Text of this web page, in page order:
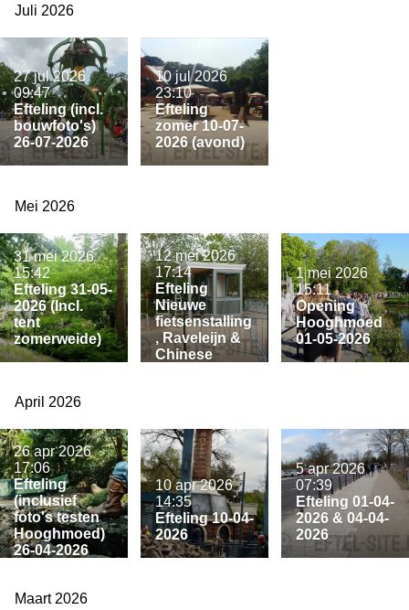
Juli 2026
Efteling (incl.
bouwfoto's)
26-07-2026
27 jul 2026
09:47
Efteling
zomer 10-07-
2026 (avond)
10 jul 2026
23:10
Mei 2026
Efteling 31-05-
2026 (Incl.
tent
zomerweide)
31 mei 2026
15:42
Efteling
Nieuwe
fietsenstalling
, Raveleijn &
Chinese
12 mei 2026
17:14
Opening
Hooghmoed
01-05-2026
1 mei 2026
15:11
April 2026
Efteling
(inclusief
foto's testen
Hooghmoed)
26-04-2026
26 apr 2026
17:06
Efteling 10-04-
2026
10 apr 2026
14:35
Efteling 01-04-
2026 & 04-04-
2026
5 apr 2026
07:39
Maart 2026